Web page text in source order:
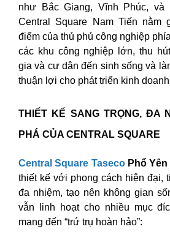
như Bắc Giang, Vĩnh Phúc,
Central Square Nam Tiến nằm
điểm của thủ phủ công nghiệp
các khu công nghiệp lớn, thu
gia và cư dân đến sinh sống và
thuận lợi cho phát triển kinh
THIẾT KẾ SANG TRỌNG, ĐA
PHÁ CỦA CENTRAL SQUARE
Central Square Taseco Phổ
thiết kế với phong cách hiện đại,
đa nhiệm, tạo nên không gian
vẫn linh hoạt cho nhiều mục
mang đến “trứ trụ hoàn hảo”: